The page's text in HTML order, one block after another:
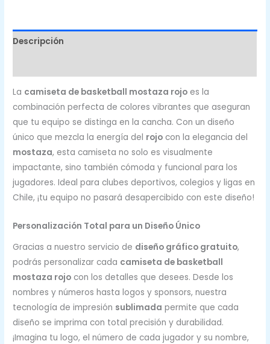
Descripción
La camiseta de basketball mostaza rojo es la
combinación perfecta de colores vibrantes que aseguran
que tu equipo se distinga en la cancha. Con un diseño
único que mezcla la energía del rojo con la elegancia del
mostaza, esta camiseta no solo es visualmente
impactante, sino también cómoda y funcional para los
jugadores. Ideal para clubes deportivos, colegios y ligas en
Chile, ¡tu equipo no pasará desapercibido con este diseño!
Personalización Total para un Diseño Único
Gracias a nuestro servicio de diseño gráfico gratuito,
podrás personalizar cada camiseta de basketball
mostaza rojo con los detalles que desees. Desde los
nombres y números hasta logos y sponsors, nuestra
tecnología de impresión sublimada permite que cada
diseño se imprima con total precisión y durabilidad.
¡Imagina tu logo, el número de cada jugador y su nombre,